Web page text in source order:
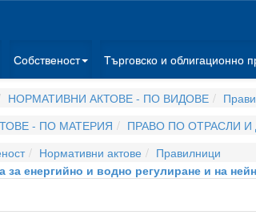
Собственост Търговско и облигационно
НОРМАТИВНИ АКТОВЕ - ПО ВИДОВЕ
- ПО МАТЕРИЯ ПРАВО ПО ОТРАСЛИ
Нормативни актове
Правилници
за енергийно и водно регулиране и на